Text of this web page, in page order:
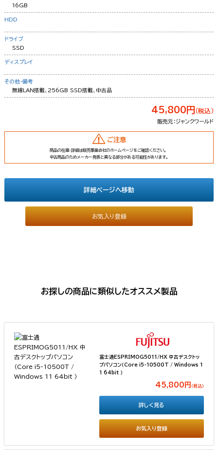
16GB
HDD
ドライブ
SSD
ディスプレイ
その他・備考
無線LAN搭載、256GB SSD搭載、中古品
45,800円 （税込）
販売元：ジャンクワールド
ご注意
商品の在庫・詳細は販売事業会社のホームページをご確認ください。
中古商品のためメーカー発表と異なる部分がある可能性があります。
詳細ページへ移動
お気入り登録
お探しの商品に類似したオススメ製品
富士通ESPRIMOG5011/HX 中古デスクトッ
プパソコン（Core i5-10500T / Windows 1
1 64bit ）
45,800円 （税込）
お気入り登録
詳しく見る